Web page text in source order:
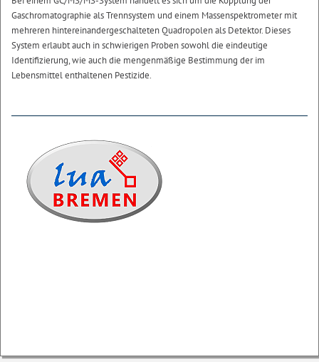
Gaschromatographie als Trennsystem und einem Massenspektrometer mit
mehreren hintereinandergeschalteten Quadropolen als Detektor. Dieses
System erlaubt auch in schwierigen Proben sowohl die eindeutige
Identifizierung, wie auch die mengenmäßige Bestimmung der im
Lebensmittel enthaltenen Pestizide.